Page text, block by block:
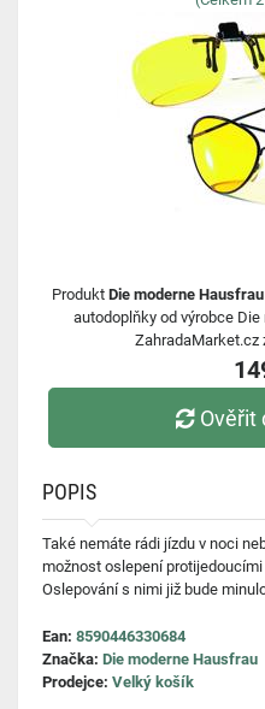
Produkt Die moderne
autodoplňky od výrobce
ZahradaMarket.cz
Ověřit
POPIS
Také nemáte rádi jízdu v noci
možnost oslepení
Oslepování s nimi již bude
Ean: 8590446330684
Značka: Die moderne Hausfrau
Prodejce: Velký košík